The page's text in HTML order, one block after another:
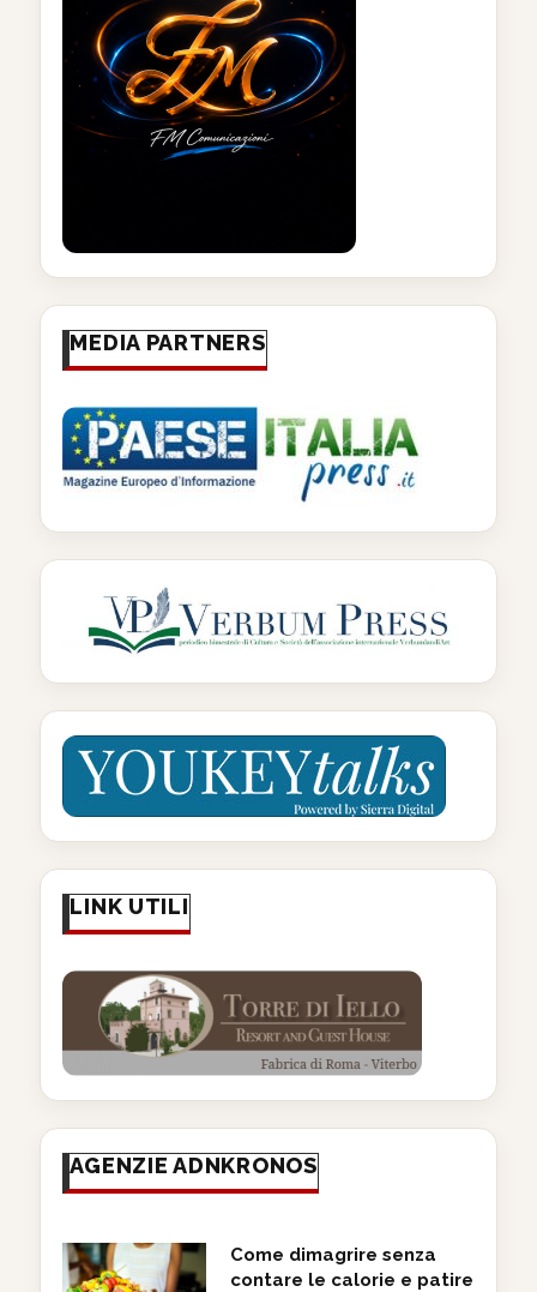
MEDIA PARTNERS
LINK UTILI
AGENZIE ADNKRONOS
Come dimagrire senza
contare le calorie e patire